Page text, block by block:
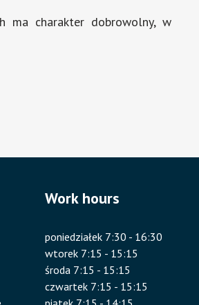
ma charakter dobrowolny, w
Work hours
poniedziałek 7:30 - 16:30
wtorek 7:15 - 15:15
środa 7:15 - 15:15
czwartek 7:15 - 15:15